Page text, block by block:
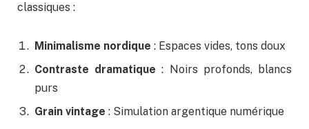
classiques :
Minimalisme nordique : Espaces vides, tons doux
Contraste dramatique : Noirs profonds, blancs
purs
Grain vintage : Simulation argentique numérique